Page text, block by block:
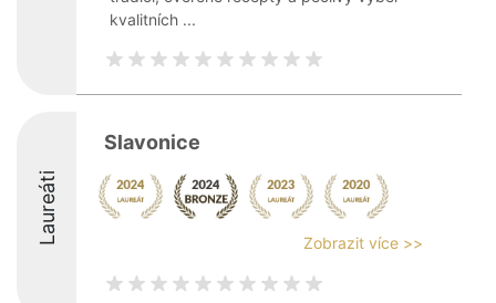
kvalitních ...
Laureáti
Slavonice
Zobrazit více >>